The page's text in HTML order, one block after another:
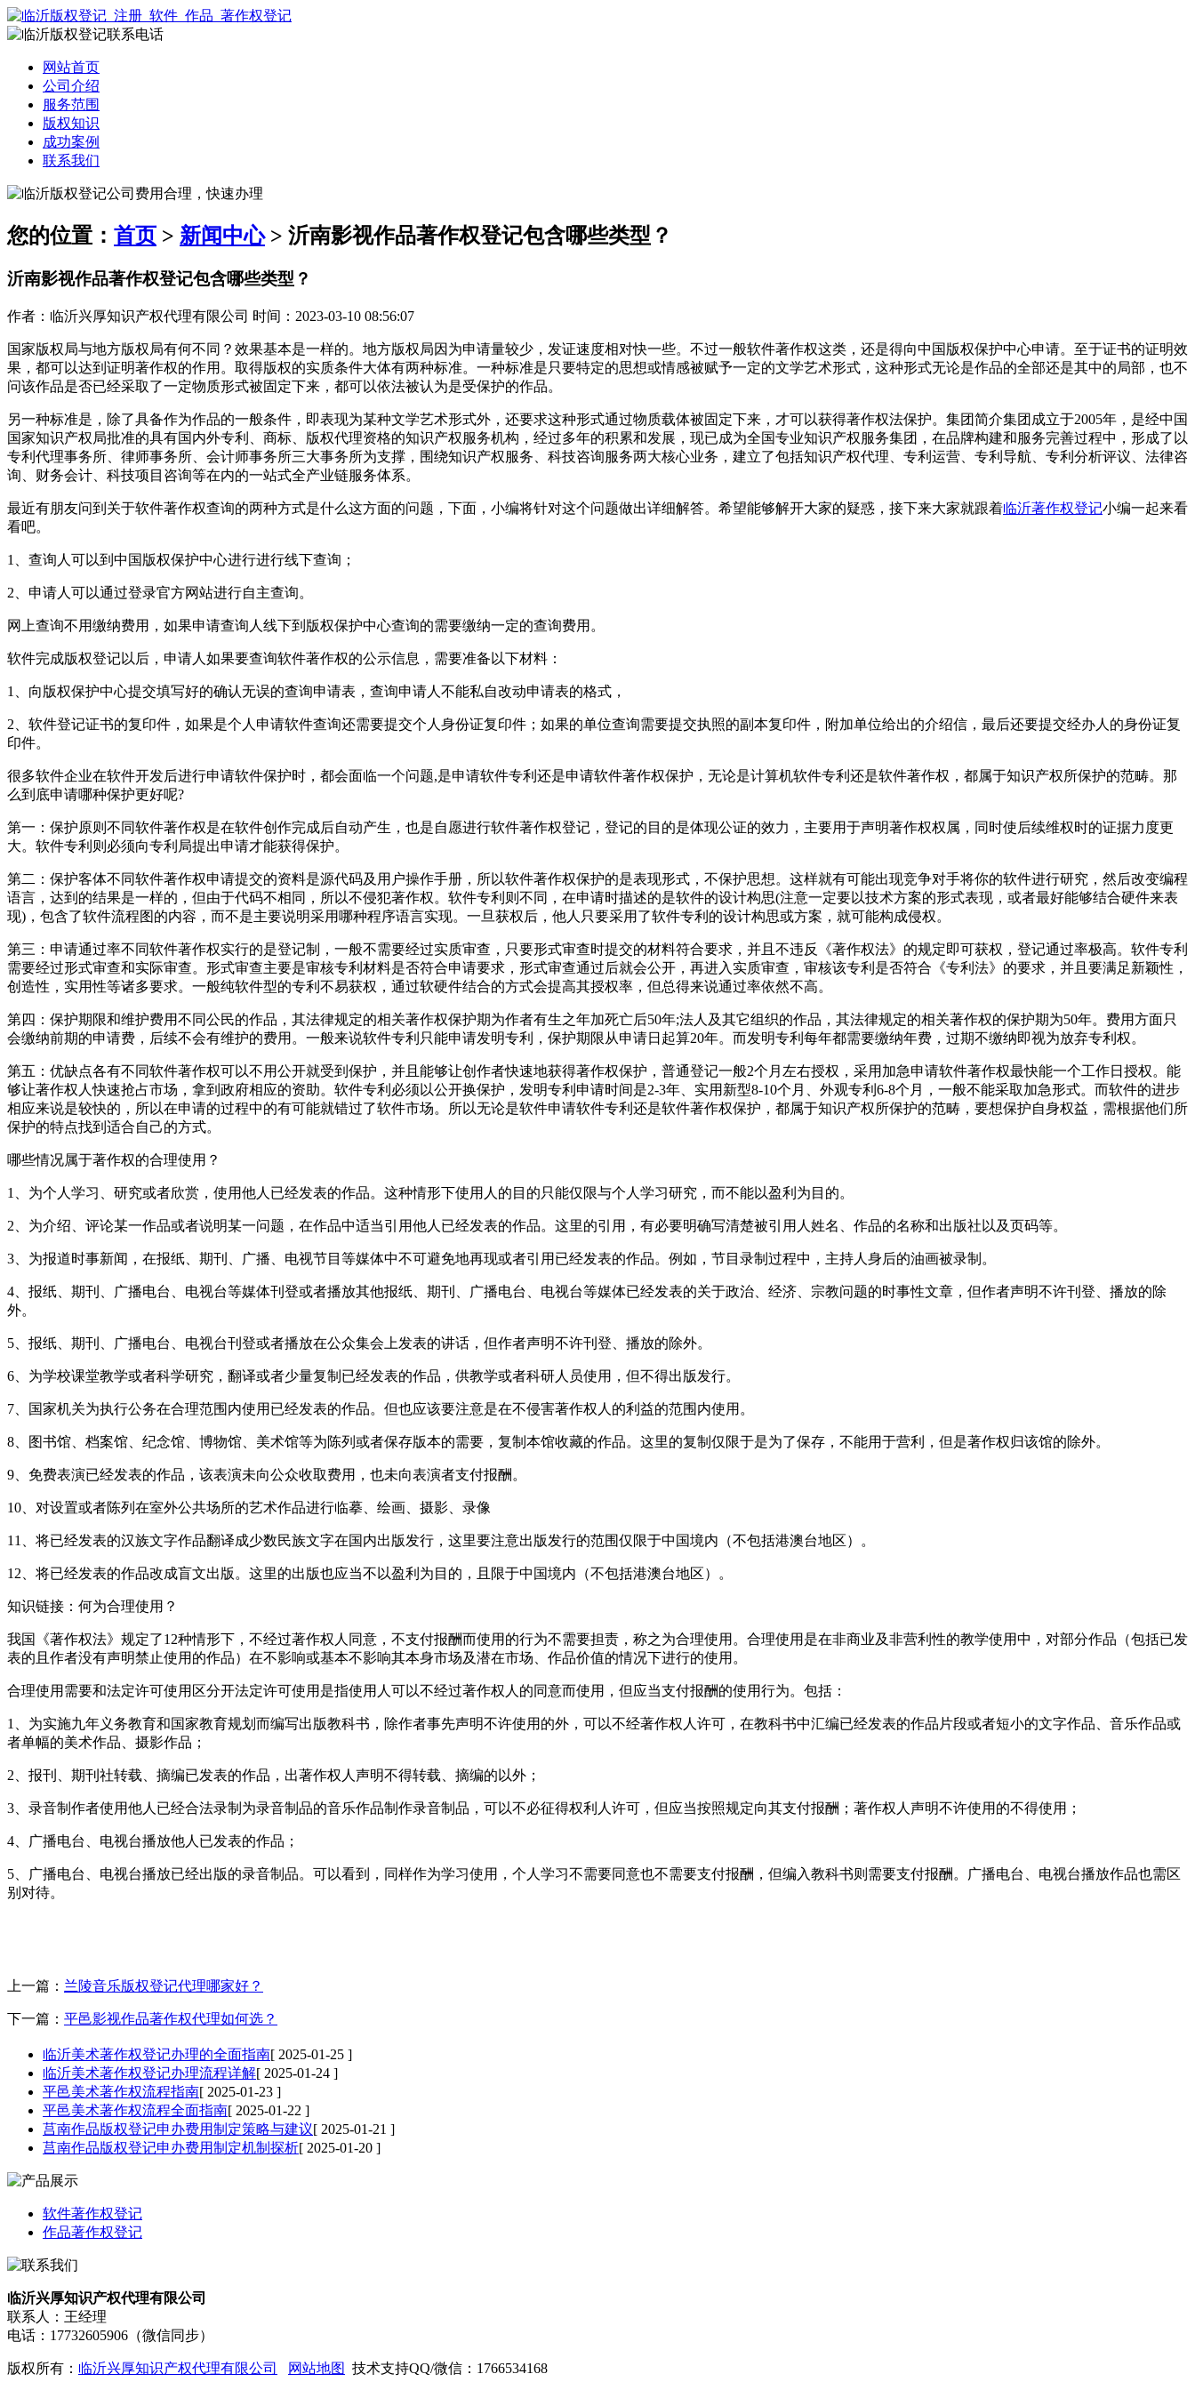
网站首页
公司介绍
服务范围
版权知识
成功案例
联系我们
您的位置： 首页 > 新闻中心> 沂南影视作品著作权登记包含哪些类型？
沂南影视作品著作权登记包含哪些类型？
作者：临沂兴厚知识产权代理有限公司 时间：2023-03-10 08:56:07
国家版权局与地方版权局有何不同？效果基本是一样的。地方版权局因为申请量较少，发证速度相对快一些。不过一般软件著作权这类，还是得向中国版权保护中心申请。至于证书的证明效
果，都可以达到证明著作权的作用。取得版权的实质条件大体有两种标准。一种标准是只要特定的思想或情感被赋予一定的文学艺术形式，这种形式无论是作品的全部还是其中的局部，也不
问该作品是否已经采取了一定物质形式被固定下来，都可以依法被认为是受保护的作品。
另一种标准是，除了具备作为作品的一般条件，即表现为某种文学艺术形式外，还要求这种形式通过物质载体被固定下来，才可以获得著作权法保护。集团简介集团成立于2005年，是经中国
国家知识产权局批准的具有国内外专利、商标、版权代理资格的知识产权服务机构，经过多年的积累和发展，现已成为全国专业知识产权服务集团，在品牌构建和服务完善过程中，形成了以
专利代理事务所、律师事务所、会计师事务所三大事务所为支撑，围绕知识产权服务、科技咨询服务两大核心业务，建立了包括知识产权代理、专利运营、专利导航、专利分析评议、法律咨
询、财务会计、科技项目咨询等在内的一站式全产业链服务体系。
最近有朋友问到关于软件著作权查询的两种方式是什么这方面的问题，下面，小编将针对这个问题做出详细解答。希望能够解开大家的疑惑，接下来大家就跟着临沂著作权登记小编一起来看
看吧。
1、查询人可以到中国版权保护中心进行进行线下查询；
2、申请人可以通过登录官方网站进行自主查询。
网上查询不用缴纳费用，如果申请查询人线下到版权保护中心查询的需要缴纳一定的查询费用。
软件完成版权登记以后，申请人如果要查询软件著作权的公示信息，需要准备以下材料：
1、向版权保护中心提交填写好的确认无误的查询申请表，查询申请人不能私自改动申请表的格式，
2、软件登记证书的复印件，如果是个人申请软件查询还需要提交个人身份证复印件；如果的单位查询需要提交执照的副本复印件，附加单位给出的介绍信，最后还要提交经办人的身份证复
印件。
很多软件企业在软件开发后进行申请软件保护时，都会面临一个问题,是申请软件专利还是申请软件著作权保护，无论是计算机软件专利还是软件著作权，都属于知识产权所保护的范畴。那
么到底申请哪种保护更好呢?
第一：保护原则不同软件著作权是在软件创作完成后自动产生，也是自愿进行软件著作权登记，登记的目的是体现公证的效力，主要用于声明著作权权属，同时使后续维权时的证据力度更
大。软件专利则必须向专利局提出申请才能获得保护。
第二：保护客体不同软件著作权申请提交的资料是源代码及用户操作手册，所以软件著作权保护的是表现形式，不保护思想。这样就有可能出现竞争对手将你的软件进行研究，然后改变编程
语言，达到的结果是一样的，但由于代码不相同，所以不侵犯著作权。软件专利则不同，在申请时描述的是软件的设计构思(注意一定要以技术方案的形式表现，或者最好能够结合硬件来表
现)，包含了软件流程图的内容，而不是主要说明采用哪种程序语言实现。一旦获权后，他人只要采用了软件专利的设计构思或方案，就可能构成侵权。
第三：申请通过率不同软件著作权实行的是登记制，一般不需要经过实质审查，只要形式审查时提交的材料符合要求，并且不违反《著作权法》的规定即可获权，登记通过率极高。软件专利
需要经过形式审查和实际审查。形式审查主要是审核专利材料是否符合申请要求，形式审查通过后就会公开，再进入实质审查，审核该专利是否符合《专利法》的要求，并且要满足新颖性，
创造性，实用性等诸多要求。一般纯软件型的专利不易获权，通过软硬件结合的方式会提高其授权率，但总得来说通过率依然不高。
第四：保护期限和维护费用不同公民的作品，其法律规定的相关著作权保护期为作者有生之年加死亡后50年;法人及其它组织的作品，其法律规定的相关著作权的保护期为50年。费用方面只
会缴纳前期的申请费，后续不会有维护的费用。一般来说软件专利只能申请发明专利，保护期限从申请日起算20年。而发明专利每年都需要缴纳年费，过期不缴纳即视为放弃专利权。
第五：优缺点各有不同软件著作权可以不用公开就受到保护，并且能够让创作者快速地获得著作权保护，普通登记一般2个月左右授权，采用加急申请软件著作权最快能一个工作日授权。能
够让著作权人快速抢占市场，拿到政府相应的资助。软件专利必须以公开换保护，发明专利申请时间是2-3年、实用新型8-10个月、外观专利6-8个月，一般不能采取加急形式。而软件的进步
相应来说是较快的，所以在申请的过程中的有可能就错过了软件市场。所以无论是软件申请软件专利还是软件著作权保护，都属于知识产权所保护的范畴，要想保护自身权益，需根据他们所
保护的特点找到适合自己的方式。
哪些情况属于著作权的合理使用？
1、为个人学习、研究或者欣赏，使用他人已经发表的作品。这种情形下使用人的目的只能仅限与个人学习研究，而不能以盈利为目的。
2、为介绍、评论某一作品或者说明某一问题，在作品中适当引用他人已经发表的作品。这里的引用，有必要明确写清楚被引用人姓名、作品的名称和出版社以及页码等。
3、为报道时事新闻，在报纸、期刊、广播、电视节目等媒体中不可避免地再现或者引用已经发表的作品。例如，节目录制过程中，主持人身后的油画被录制。
4、报纸、期刊、广播电台、电视台等媒体刊登或者播放其他报纸、期刊、广播电台、电视台等媒体已经发表的关于政治、经济、宗教问题的时事性文章，但作者声明不许刊登、播放的除
外。
5、报纸、期刊、广播电台、电视台刊登或者播放在公众集会上发表的讲话，但作者声明不许刊登、播放的除外。
6、为学校课堂教学或者科学研究，翻译或者少量复制已经发表的作品，供教学或者科研人员使用，但不得出版发行。
7、国家机关为执行公务在合理范围内使用已经发表的作品。但也应该要注意是在不侵害著作权人的利益的范围内使用。
8、图书馆、档案馆、纪念馆、博物馆、美术馆等为陈列或者保存版本的需要，复制本馆收藏的作品。这里的复制仅限于是为了保存，不能用于营利，但是著作权归该馆的除外。
9、免费表演已经发表的作品，该表演未向公众收取费用，也未向表演者支付报酬。
10、对设置或者陈列在室外公共场所的艺术作品进行临摹、绘画、摄影、录像
11、将已经发表的汉族文字作品翻译成少数民族文字在国内出版发行，这里要注意出版发行的范围仅限于中国境内（不包括港澳台地区）。
12、将已经发表的作品改成盲文出版。这里的出版也应当不以盈利为目的，且限于中国境内（不包括港澳台地区）。
知识链接：何为合理使用？
我国《著作权法》规定了12种情形下，不经过著作权人同意，不支付报酬而使用的行为不需要担责，称之为合理使用。合理使用是在非商业及非营利性的教学使用中，对部分作品（包括已发
表的且作者没有声明禁止使用的作品）在不影响或基本不影响其本身市场及潜在市场、作品价值的情况下进行的使用。
合理使用需要和法定许可使用区分开法定许可使用是指使用人可以不经过著作权人的同意而使用，但应当支付报酬的使用行为。包括：
1、为实施九年义务教育和国家教育规划而编写出版教科书，除作者事先声明不许使用的外，可以不经著作权人许可，在教科书中汇编已经发表的作品片段或者短小的文字作品、音乐作品或
者单幅的美术作品、摄影作品；
2、报刊、期刊社转载、摘编已发表的作品，出著作权人声明不得转载、摘编的以外；
3、录音制作者使用他人已经合法录制为录音制品的音乐作品制作录音制品，可以不必征得权利人许可，但应当按照规定向其支付报酬；著作权人声明不许使用的不得使用；
4、广播电台、电视台播放他人已发表的作品；
5、广播电台、电视台播放已经出版的录音制品。可以看到，同样作为学习使用，个人学习不需要同意也不需要支付报酬，但编入教科书则需要支付报酬。广播电台、电视台播放作品也需区
别对待。
上一篇： 兰陵音乐版权登记代理哪家好？
下一篇： 平邑影视作品著作权代理如何选？
临沂美术著作权登记办理的全面指南[ 2025-01-25 ]
临沂美术著作权登记办理流程详解[ 2025-01-24 ]
平邑美术著作权流程指南[ 2025-01-23 ]
平邑美术著作权流程全面指南[ 2025-01-22 ]
莒南作品版权登记申办费用制定策略与建议[ 2025-01-21 ]
莒南作品版权登记申办费用制定机制探析[ 2025-01-20 ]
软件著作权登记
作品著作权登记
临沂兴厚知识产权代理有限公司
联系人：王经理
电话：17732605906（微信同步）
版权所有： 临沂兴厚知识产权代理有限公司 网站地图 技术支持QQ/微信：1766534168